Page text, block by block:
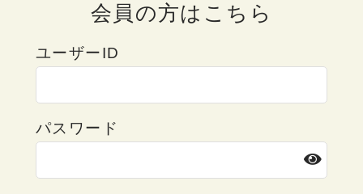
会員の方はこちら
ユーザーID
パスワード